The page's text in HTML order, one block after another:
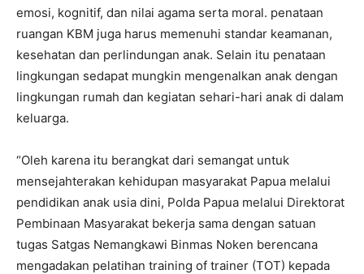
emosi, kognitif, dan nilai agama serta moral. penataan
ruangan KBM juga harus memenuhi standar keamanan,
kesehatan dan perlindungan anak. Selain itu penataan
lingkungan sedapat mungkin mengenalkan anak dengan
lingkungan rumah dan kegiatan sehari-hari anak di dalam
keluarga.
“Oleh karena itu berangkat dari semangat untuk
mensejahterakan kehidupan masyarakat Papua melalui
pendidikan anak usia dini, Polda Papua melalui Direktorat
Pembinaan Masyarakat bekerja sama dengan satuan
tugas Satgas Nemangkawi Binmas Noken berencana
mengadakan pelatihan training of trainer (TOT) kepada